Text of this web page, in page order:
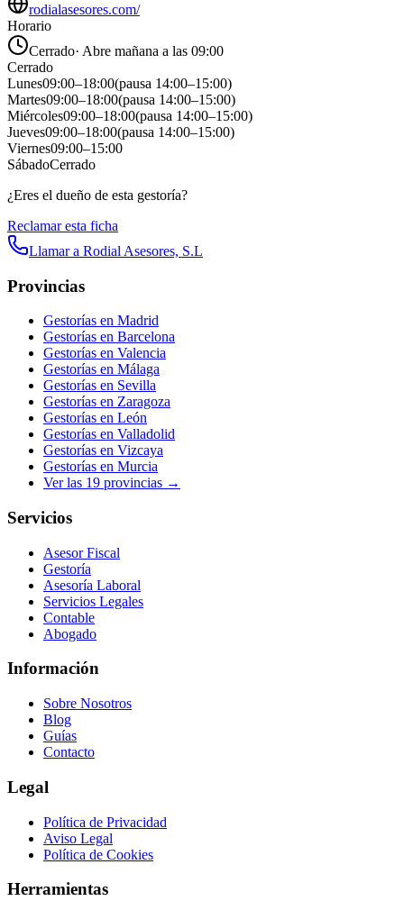
rodialasesores.com/
Horario
Cerrado· Abre mañana a las 09:00
Cerrado
Lunes09:00–18:00(pausa 14:00–15:00)
Martes09:00–18:00(pausa 14:00–15:00)
Miércoles09:00–18:00(pausa 14:00–15:00)
Jueves09:00–18:00(pausa 14:00–15:00)
Viernes09:00–15:00
SábadoCerrado
¿Eres el dueño de esta gestoría?
Reclamar esta ficha
Llamar a Rodial Asesores, S.L
Provincias
Gestorías en Madrid
Gestorías en Barcelona
Gestorías en Valencia
Gestorías en Málaga
Gestorías en Sevilla
Gestorías en Zaragoza
Gestorías en León
Gestorías en Valladolid
Gestorías en Vizcaya
Gestorías en Murcia
Ver las 19 provincias →
Servicios
Asesor Fiscal
Gestoría
Asesoría Laboral
Servicios Legales
Contable
Abogado
Información
Sobre Nosotros
Blog
Guías
Contacto
Legal
Política de Privacidad
Aviso Legal
Política de Cookies
Herramientas